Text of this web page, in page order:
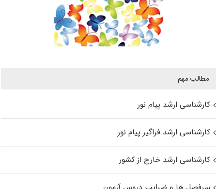
مطالب مهم
کارشناسی ارشد پیام نور
کارشناسی ارشد فراگیر پیام نور
کارشناسی ارشد خارج از کشور